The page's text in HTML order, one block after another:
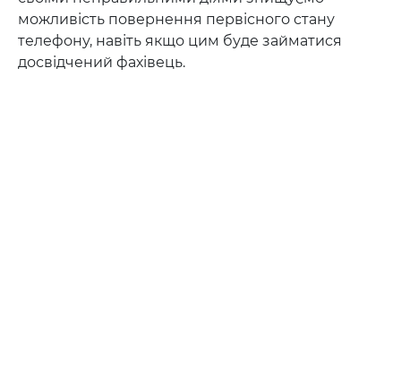
можливість повернення первісного стану
телефону, навіть якщо цим буде займатися
досвідчений фахівець.